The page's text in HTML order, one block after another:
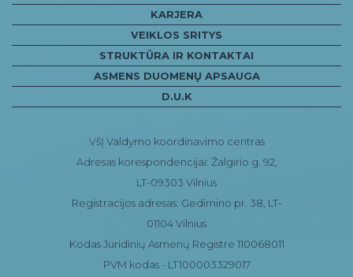
KARJERA
VEIKLOS SRITYS
STRUKTŪRA IR KONTAKTAI
ASMENS DUOMENŲ APSAUGA
D.U.K
VšĮ Valdymo koordinavimo centras
Adresas korespondencijai: Žalgirio g. 92,
LT-09303 Vilnius
Registracijos adresas: Gedimino pr. 38, LT-
01104 Vilnius
Kodas Juridinių Asmenų Registre 110068011
PVM kodas - LT100003329017